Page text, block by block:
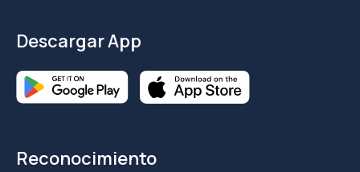
Descargar App
Reconocimiento